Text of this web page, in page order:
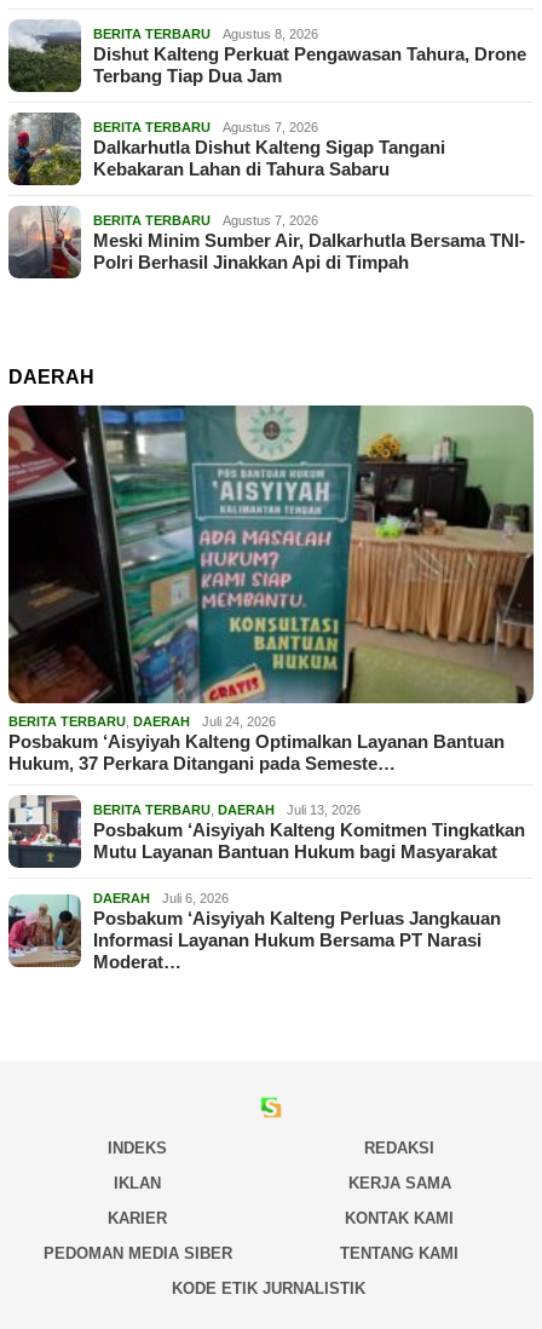
BERITA TERBARU Agustus 8, 2026
Dishut Kalteng Perkuat Pengawasan Tahura, Drone
Terbang Tiap Dua Jam
BERITA TERBARU Agustus 7, 2026
Dalkarhutla Dishut Kalteng Sigap Tangani
Kebakaran Lahan di Tahura Sabaru
BERITA TERBARU Agustus 7, 2026
Meski Minim Sumber Air, Dalkarhutla Bersama TNI-
Polri Berhasil Jinakkan Api di Timpah
DAERAH
BERITA TERBARU DAERAH Juli 24, 2026
Posbakum ‘Aisyiyah Kalteng Optimalkan Layanan Bantuan
Hukum, 37 Perkara Ditangani pada Semeste…
BERITA TERBARU DAERAH Juli 13, 2026
Posbakum ‘Aisyiyah Kalteng Komitmen Tingkatkan
Mutu Layanan Bantuan Hukum bagi Masyarakat
DAERAH Juli 6, 2026
Posbakum ‘Aisyiyah Kalteng Perluas Jangkauan
Informasi Layanan Hukum Bersama PT Narasi
Moderat…
INDEKS
REDAKSI
IKLAN
KERJA SAMA
KARIER
KONTAK KAMI
PEDOMAN MEDIA SIBER
TENTANG KAMI
KODE ETIK JURNALISTIK